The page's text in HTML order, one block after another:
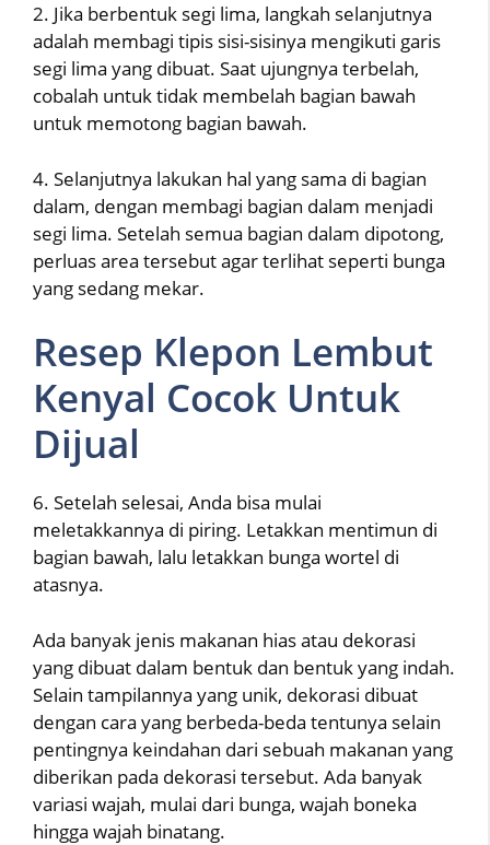
2. Jika berbentuk segi lima, langkah selanjutnya
adalah membagi tipis sisi-sisinya mengikuti garis
segi lima yang dibuat. Saat ujungnya terbelah,
cobalah untuk tidak membelah bagian bawah
untuk memotong bagian bawah.
4. Selanjutnya lakukan hal yang sama di bagian
dalam, dengan membagi bagian dalam menjadi
segi lima. Setelah semua bagian dalam dipotong,
perluas area tersebut agar terlihat seperti bunga
yang sedang mekar.
Resep Klepon Lembut
Kenyal Cocok Untuk
Dijual
6. Setelah selesai, Anda bisa mulai
meletakkannya di piring. Letakkan mentimun di
bagian bawah, lalu letakkan bunga wortel di
atasnya.
Ada banyak jenis makanan hias atau dekorasi
yang dibuat dalam bentuk dan bentuk yang indah.
Selain tampilannya yang unik, dekorasi dibuat
dengan cara yang berbeda-beda tentunya selain
pentingnya keindahan dari sebuah makanan yang
diberikan pada dekorasi tersebut. Ada banyak
variasi wajah, mulai dari bunga, wajah boneka
hingga wajah binatang.